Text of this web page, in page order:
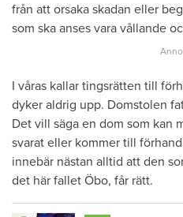
från att orsaka skadan eller
som ska anses vara vållande
I våras kallar tingsrätten till
dyker aldrig upp. Domstolen
Det vill säga en dom som kan
svarat eller kommer till
innebär nästan alltid att den
det här fallet Öbo, får rätt.